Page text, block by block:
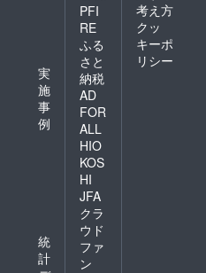
実
施
事
例
統
計
PFI
RE
ふる
さと
納税
AD
FOR
ALL
HIO
KOS
HI
JFA
クラ
ウド
ファ
ン
考え方
クッ
キーポ
リシー